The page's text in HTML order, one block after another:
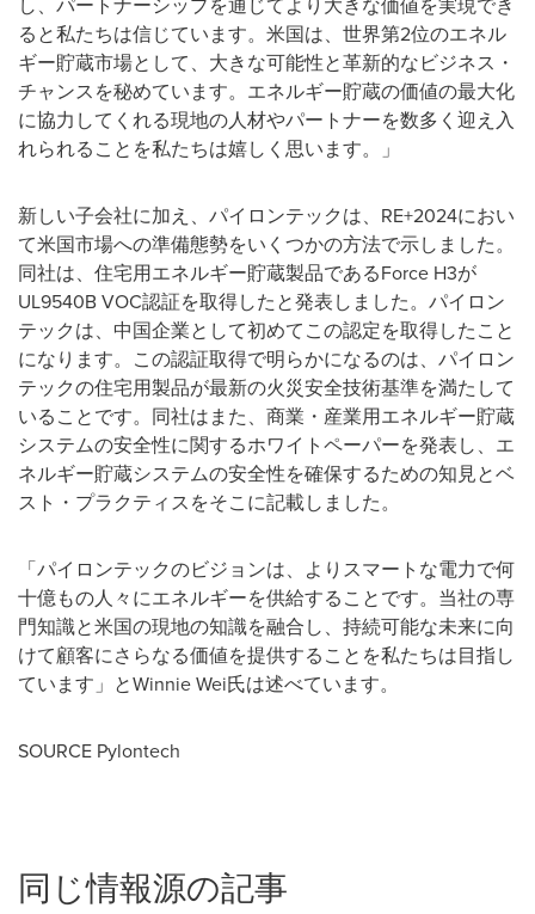
ると私たちは信じています。米国は、世界第2位のエネル
ギー貯蔵市場として、大きな可能性と革新的なビジネス・
チャンスを秘めています。エネルギー貯蔵の価値の最大化
に協力してくれる現地の人材やパートナーを数多く迎え入
れられることを私たちは嬉しく思います。」
新しい子会社に加え、パイロンテックは、RE+2024におい
て米国市場への準備態勢をいくつかの方法で示しました。
同社は、住宅用エネルギー貯蔵製品であるForce H3が
UL9540B VOC認証を取得したと発表しました。パイロン
テックは、中国企業として初めてこの認定を取得したこと
になります。この認証取得で明らかになるのは、パイロン
テックの住宅用製品が最新の火災安全技術基準を満たして
いることです。同社はまた、商業・産業用エネルギー貯蔵
システムの安全性に関するホワイトペーパーを発表し、エ
ネルギー貯蔵システムの安全性を確保するための知見とベ
スト・プラクティスをそこに記載しました。
「パイロンテックのビジョンは、よりスマートな電力で何
十億もの人々にエネルギーを供給することです。当社の専
門知識と米国の現地の知識を融合し、持続可能な未来に向
けて顧客にさらなる価値を提供することを私たちは目指し
ています」とWinnie Wei氏は述べています。
SOURCE Pylontech
同じ情報源の記事